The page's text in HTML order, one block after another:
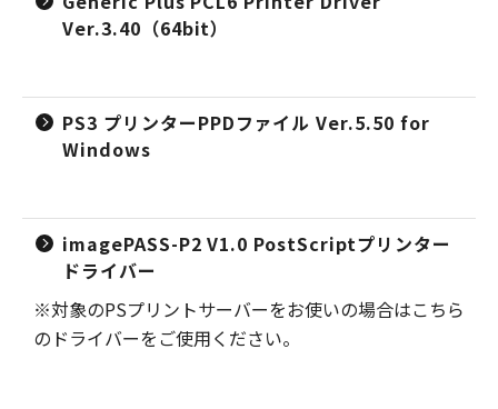
Ver.3.40（64bit）
PS3 プリンターPPDファイル Ver.5.50 for
Windows
imagePASS-P2 V1.0 PostScriptプリンター
ドライバー
※対象のPSプリントサーバーをお使いの場合はこちら
のドライバーをご使用ください。